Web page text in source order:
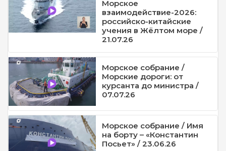
Морское
взаимодействие-2026:
российско-китайские
учения в Жёлтом море /
21.07.26
Морское собрание /
Морские дороги: от
курсанта до министра /
07.07.26
Морское собрание / Имя
на борту – «Константин
Посьет» / 23.06.26